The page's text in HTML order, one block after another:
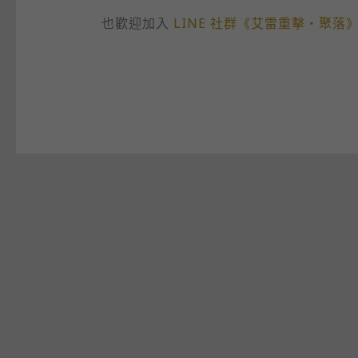
也歡迎加入 LINE 社群《艾雷重擊・聚落》